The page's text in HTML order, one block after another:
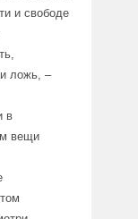
и свободе
и ложь, –
в
вещи